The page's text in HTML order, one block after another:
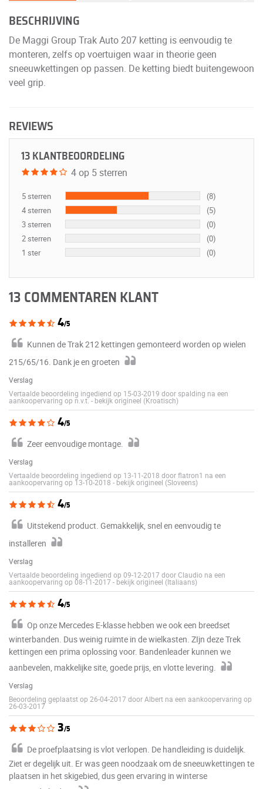
BESCHRIJVING
De Maggi Group Trak Auto 207 ketting is eenvoudig te
monteren, zelfs op voertuigen waar in theorie geen
sneeuwkettingen op passen. De ketting biedt buitengewoon
veel grip.
REVIEWS
13 KLANTBEOORDELING
4 op 5 sterren
5 sterren
(8)
4 sterren
(5)
3 sterren
(0)
2 sterren
(0)
1 ster
(0)
13 COMMENTAREN KLANT
4/5
Kunnen de Trak 212 kettingen gemonteerd worden op wielen
215/65/16. Dank je en groeten
Verslag
Vertaalde beoordeling ingediend op 15-03-2019 door spalding na een
aankoopervaring op n.v.t.- bekijk origineel (Kroatisch)
4/5
Zeer eenvoudige montage.
Verslag
Vertaalde beoordeling ingediend op 13-11-2018 door flatron1 na een
aankoopervaring op 13-10-2018 - bekijk origineel (Sloveens)
4/5
Uitstekend product. Gemakkelijk, snel en eenvoudig te
installeren
Verslag
Vertaalde beoordeling ingediend op 09-12-2017 door Claudio na een
aankoopervaring op 08-11-2017 - bekijk origineel (Italiaans)
4/5
Op onze Mercedes E-klasse hebben we ook een breedset
winterbanden. Dus weinig ruimte in de wielkasten. ZIjn deze Trek
kettingen een prima oplossing voor. Bandenleader kunnen we
aanbevelen, makkelijke site, goede prijs, en vlotte levering.
Verslag
Beoordeling geplaatst op 26-04-2017 door Albert na een aankoopervaring op
26-03-2017
3/5
De proefplaatsing is vlot verlopen. De handleiding is duidelijk.
Ziet er degelijk uit. Er was geen noodzaak om de sneeuwkettingen te
plaatsen in het skigebied, dus geen ervaring in winterse